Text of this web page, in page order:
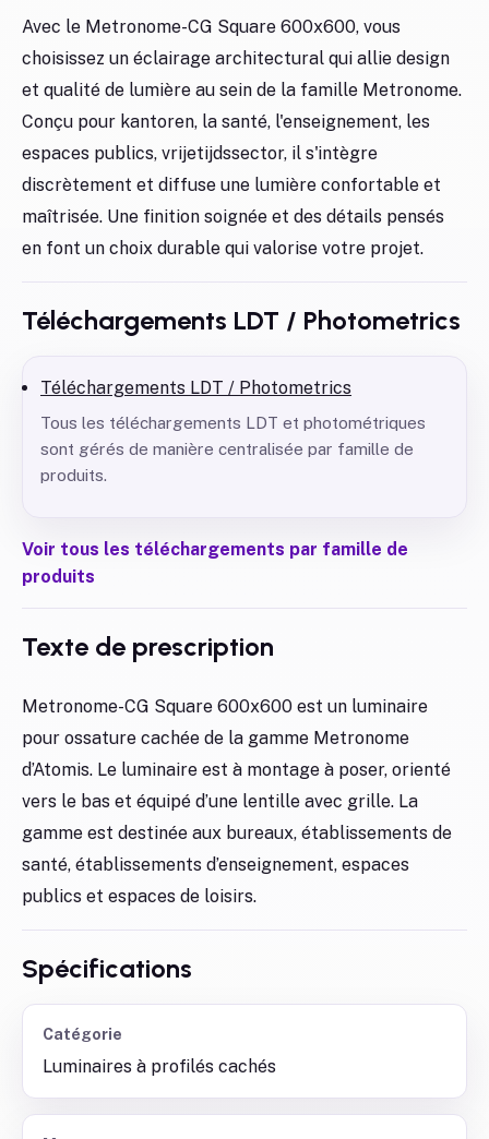
Avec le Metronome-CG Square 600x600, vous
choisissez un éclairage architectural qui allie design
et qualité de lumière au sein de la famille Metronome.
Conçu pour kantoren, la santé, l'enseignement, les
espaces publics, vrijetijdssector, il s'intègre
discrètement et diffuse une lumière confortable et
maîtrisée. Une finition soignée et des détails pensés
en font un choix durable qui valorise votre projet.
Téléchargements LDT / Photometrics
Téléchargements LDT / Photometrics
Tous les téléchargements LDT et photométriques
sont gérés de manière centralisée par famille de
produits.
Voir tous les téléchargements par famille de
produits
Texte de prescription
Metronome-CG Square 600x600 est un luminaire
pour ossature cachée de la gamme Metronome
d’Atomis. Le luminaire est à montage à poser, orienté
vers le bas et équipé d’une lentille avec grille. La
gamme est destinée aux bureaux, établissements de
santé, établissements d’enseignement, espaces
publics et espaces de loisirs.
Spécifications
Catégorie
Luminaires à profilés cachés